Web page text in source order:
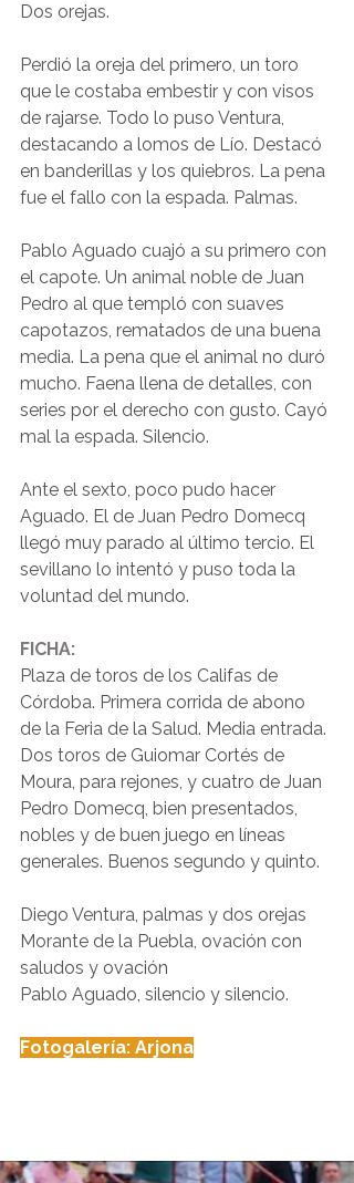
Dos orejas.
Perdió la oreja del primero, un toro
que le costaba embestir y con visos
de rajarse. Todo lo puso Ventura,
destacando a lomos de Lío. Destacó
en banderillas y los quiebros. La pena
fue el fallo con la espada. Palmas.
Pablo Aguado cuajó a su primero con
el capote. Un animal noble de Juan
Pedro al que templó con suaves
capotazos, rematados de una buena
media. La pena que el animal no duró
mucho. Faena llena de detalles, con
series por el derecho con gusto. Cayó
mal la espada. Silencio.
Ante el sexto, poco pudo hacer
Aguado. El de Juan Pedro Domecq
llegó muy parado al último tercio. El
sevillano lo intentó y puso toda la
voluntad del mundo.
FICHA:
Plaza de toros de los Califas de
Córdoba. Primera corrida de abono
de la Feria de la Salud. Media entrada.
Dos toros de Guiomar Cortés de
Moura, para rejones, y cuatro de Juan
Pedro Domecq, bien presentados,
nobles y de buen juego en líneas
generales. Buenos segundo y quinto.
Diego Ventura, palmas y dos orejas
Morante de la Puebla, ovación con
saludos y ovación
Pablo Aguado, silencio y silencio.
Fotogalería: Arjona